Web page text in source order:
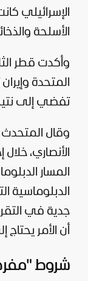
الإسرائيلي
الأسلحة
وأكدت قطر
المتحدة
تفضي إلى
وقال المتحدث
الأنصاري،
المسار
الدبلوماسية
جدية في
أن الأمر
شروط